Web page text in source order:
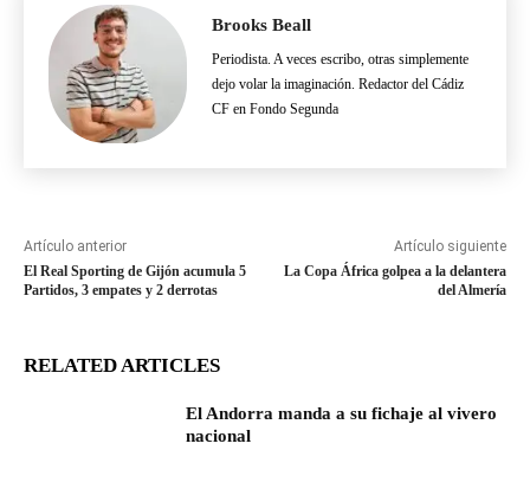
Brooks Beall
Periodista. A veces escribo, otras simplemente
dejo volar la imaginación. Redactor del Cádiz
CF en Fondo Segunda
Artículo anterior
El Real Sporting de Gijón acumula 5
Partidos, 3 empates y 2 derrotas
Artículo siguiente
La Copa África golpea a la delantera
del Almería
RELATED ARTICLES
El Andorra manda a su fichaje al vivero
nacional